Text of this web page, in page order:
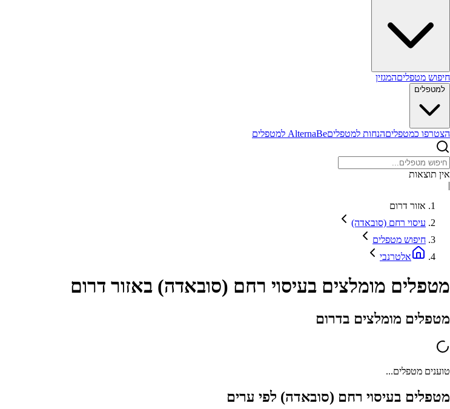
חיפוש מטפליםהמגזין
למטפלים
הצטרפו כמטפליםהנחות למטפליםAlternaBe למטפלים
אין תוצאות
|
אזור דרום
עיסוי רחם (סובאדה)
חיפוש מטפלים
אלטרנבי
מטפלים מומלצים בעיסוי רחם (סובאדה) באזור דרום
מטפלים מומלצים בדרום
טוענים מטפלים...
מטפלים בעיסוי רחם (סובאדה) לפי ערים